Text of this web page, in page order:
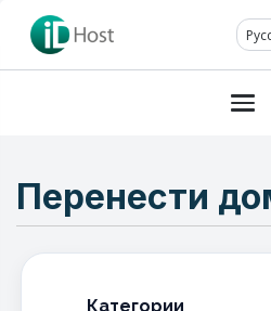
Перенести
Категории